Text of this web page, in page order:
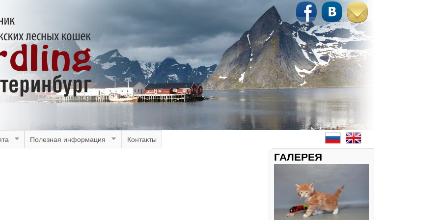
основному
содержанию
Полезная информация Контакты
ГАЛЕРЕЯ